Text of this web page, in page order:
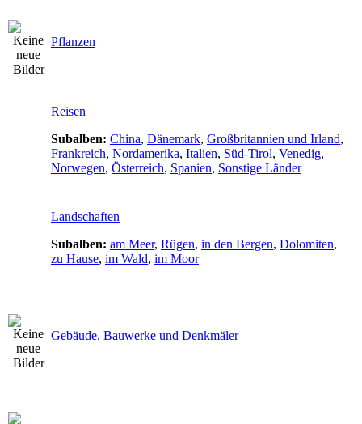
Pflanzen
Reisen
Subalben: China, Dänemark, Großbritannien und Irland,
Frankreich, Nordamerika, Italien, Süd-Tirol, Venedig,
Norwegen, Österreich, Spanien, Sonstige Länder
Landschaften
Subalben: am Meer, Rügen, in den Bergen, Dolomiten,
zu Hause, im Wald, im Moor
Gebäude, Bauwerke und Denkmäler